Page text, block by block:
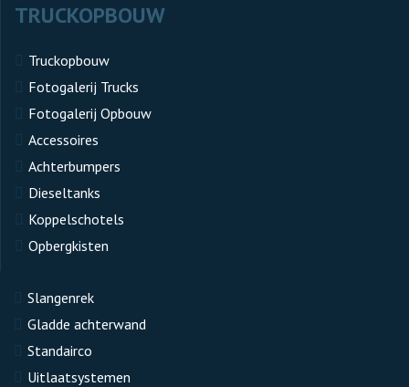
TRUCKOPBOUW
Truckopbouw
Fotogalerij Trucks
Fotogalerij Opbouw
Accessoires
Achterbumpers
Dieseltanks
Koppelschotels
Opbergkisten
Slangenrek
Gladde achterwand
Standairco
Uitlaatsystemen